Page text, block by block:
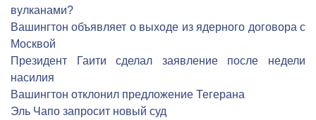
вулканами?
Вашингтон объявляет о выходе из ядерного договора с
Москвой
Президент Гаити сделал заявление после недели
насилия
Вашингтон отклонил предложение Тегерана
Эль Чапо запросит новый суд